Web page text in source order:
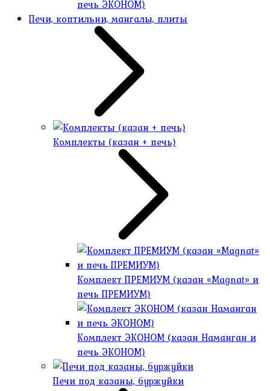
печь ЭКОНОМ)
Печи, коптильни, мангалы, плиты
Комплекты (казан + печь)
Комплект ПРЕМИУМ (казан «Magnat» и
печь ПРЕМИУМ)
Комплект ЭКОНОМ (казан Наманган и
печь ЭКОНОМ)
Печи под казаны, буржуйки